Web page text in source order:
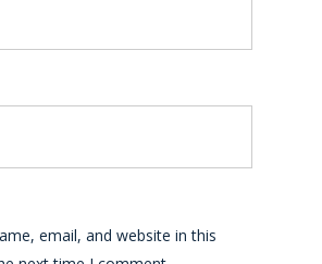
email, and website in this